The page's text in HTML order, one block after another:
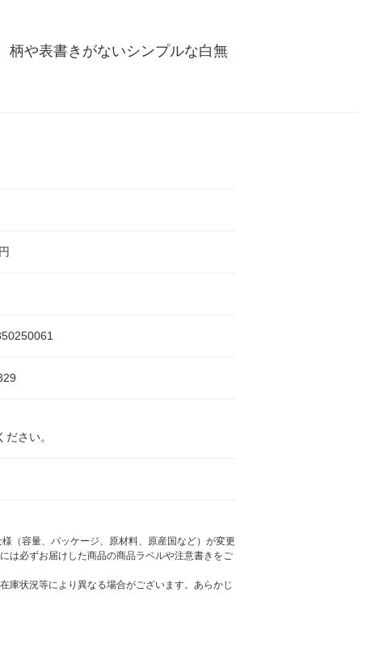
柄や表書きがないシンプルな白無
さい。
（容量、パッケージ、原材料、原産国など）が変更
は必ずお届けした商品の商品ラベルや注意書きをご
庫状況等により異なる場合がございます。あらかじ